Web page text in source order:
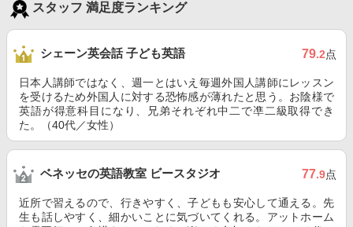
スタッフ 満足度ランキング
シェーン英会話 子ども英語 79.2点
日本人講師ではなく、週一とはいえ毎週外国人講師にレッスン
を受けるため外国人に対する恐怖感が薄れたと思う。お陰様で
英語が得意科目になり、兄弟それぞれ中二で凖二級取得でき
た。（40代／女性）
ベネッセの英語教室 ビースタジオ 77.9点
近所で習えるので、行きやすく、子どもも安心して通える。先
生も話しやすく、細かいことに気づいてくれる。アットホーム